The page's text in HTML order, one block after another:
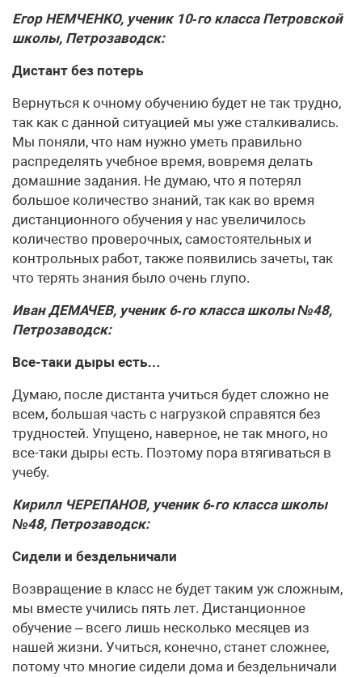
Егор НЕМЧЕНКО, ученик 10‑го класса Петровской
школы, Петрозаводск:
Дистант без потерь
Вернуться к очному обучению будет не так трудно,
так как с данной ситуацией мы уже сталкивались.
Мы поняли, что нам нужно уметь правильно
распределять учебное время, вовремя делать
домашние задания. Не думаю, что я потерял
большое количество знаний, так как во время
дистанционного обучения у нас увеличилось
количество проверочных, самостоятельных и
контрольных работ, также появились зачеты, так
что терять знания было очень глупо.
Иван ДЕМАЧЕВ, ученик 6‑го класса школы №48,
Петрозаводск:
Все-таки дыры есть…
Думаю, после дистанта учиться будет сложно не
всем, большая часть с нагрузкой справятся без
трудностей. Упущено, наверное, не так много, но
все-таки дыры есть. Поэтому пора втягиваться в
учебу.
Кирилл ЧЕРЕПАНОВ, ученик 6‑го класса школы
№48, Петрозаводск:
Сидели и бездельничали
Возвращение в класс не будет таким уж сложным,
мы вместе учились пять лет. Дистанционное
обучение – всего лишь несколько месяцев из
нашей жизни. Учиться, конечно, станет сложнее,
потому что многие сидели дома и бездельничали